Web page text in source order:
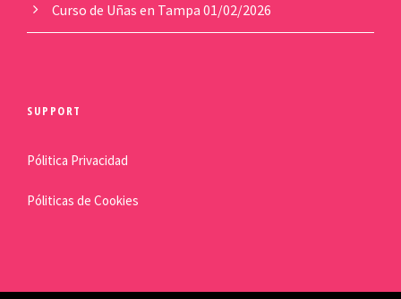
Curso de Uñas en Tampa 01/02/2026
SUPPORT
Pólitica Privacidad
Póliticas de Cookies